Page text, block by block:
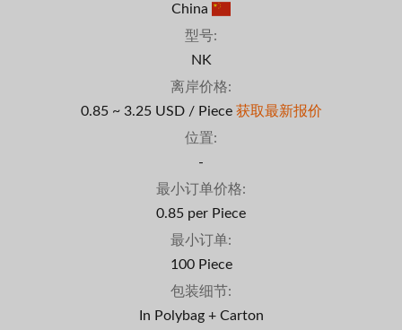
China
型号:
NK
离岸价格:
0.85 ~ 3.25 USD / Piece 获取最新报价
位置:
-
最小订单价格:
0.85 per Piece
最小订单:
100 Piece
包装细节:
In Polybag + Carton